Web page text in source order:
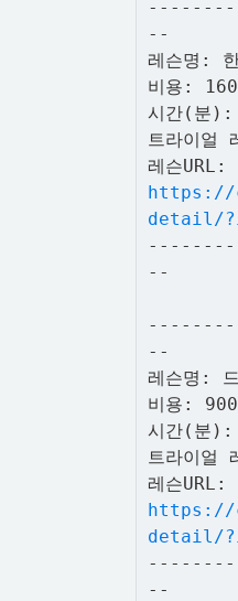
--
레슨명:
비용:
시간(분
트라이얼
레슨URL:
https://
detail/
--
--
레슨명:
비용:
시간(분
트라이얼
레슨URL:
https://
detail/
--